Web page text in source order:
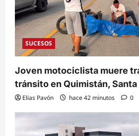
SUCESOS
Joven motociclista muere
tránsito en Quimistán, Santa
Elias Pavón hace 42 minutos 0